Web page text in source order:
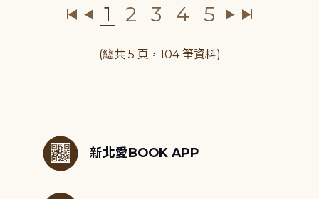
1 2 3 4 5
(總共 5 頁，104 筆資料)
新北愛BOOK APP